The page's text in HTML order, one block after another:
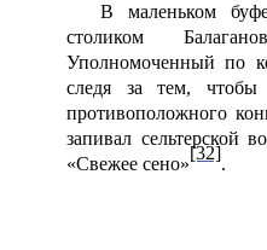
В маленьком
столиком
Уполномоченный по
следя за тем,
противоположного
запивал сельтерской
«Свежее сено»
[32]
.